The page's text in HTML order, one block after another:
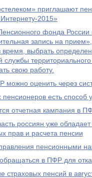
приглашают
2015»
фонда
запись на
время, выбрать
службы
свою работу.
можно оценить через
есть способ
отчетная кампания в
россиян уже
прав и расчета пенсии
пенсионными
в ПФР для
страховых пенсий в